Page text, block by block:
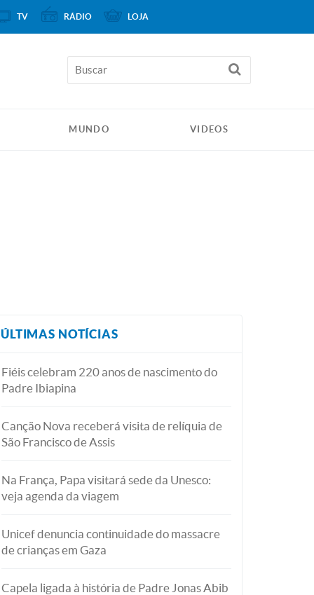
MUNDO VIDEOS
ÚLTIMAS NOTÍCIAS
Fiéis celebram 220 anos de nascimento do
Padre Ibiapina
Canção Nova receberá visita de relíquia de
São Francisco de Assis
Na França, Papa visitará sede da Unesco:
veja agenda da viagem
Unicef denuncia continuidade do massacre
de crianças em Gaza
Capela ligada à história de Padre Jonas Abib
TV RÁDIO LOJA